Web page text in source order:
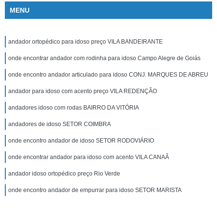
MENU
andador ortopédico para idoso preço VILA BANDEIRANTE
onde encontrar andador com rodinha para idoso Campo Alegre de Goiás
onde encontro andador articulado para idoso CONJ. MARQUES DE ABREU
andador para idoso com acento preço VILA REDENÇÃO
andadores idoso com rodas BAIRRO DA VITÓRIA
andadores de idoso SETOR COIMBRA
onde encontro andador de idoso SETOR RODOVIÁRIO
onde encontrar andador para idoso com acento VILA CANAÃ
andador idoso ortopédico preço Rio Verde
onde encontro andador de empurrar para idoso SETOR MARISTA